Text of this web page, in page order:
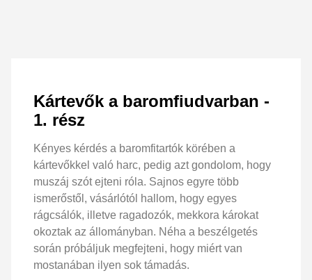
Kártevők a baromfiudvarban -
1. rész
Kényes kérdés a baromfitartók körében a
kártevőkkel való harc, pedig azt gondolom, hogy
muszáj szót ejteni róla. Sajnos egyre több
ismerőstől, vásárlótól hallom, hogy egyes
rágcsálók, illetve ragadozók, mekkora károkat
okoztak az állományban. Néha a beszélgetés
során próbáljuk megfejteni, hogy miért van
mostanában ilyen sok támadás.